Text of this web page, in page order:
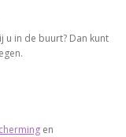
u in de buurt? Dan kunt
en